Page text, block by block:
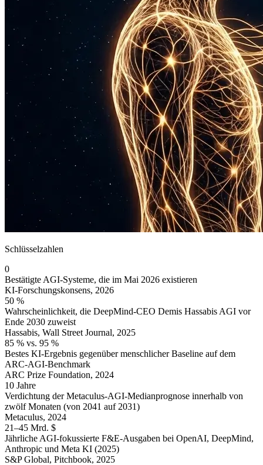
Schlüsselzahlen
0
Bestätigte AGI-Systeme, die im Mai 2026 existieren
KI-Forschungskonsens, 2026
50 %
Wahrscheinlichkeit, die DeepMind-CEO Demis Hassabis AGI vor
Ende 2030 zuweist
Hassabis, Wall Street Journal, 2025
85 % vs. 95 %
Bestes KI-Ergebnis gegenüber menschlicher Baseline auf dem
ARC-AGI-Benchmark
ARC Prize Foundation, 2024
10 Jahre
Verdichtung der Metaculus-AGI-Medianprognose innerhalb von
zwölf Monaten (von 2041 auf 2031)
Metaculus, 2024
21–45 Mrd. $
Jährliche AGI-fokussierte F&E-Ausgaben bei OpenAI, DeepMind,
Anthropic und Meta KI (2025)
S&P Global, Pitchbook, 2025